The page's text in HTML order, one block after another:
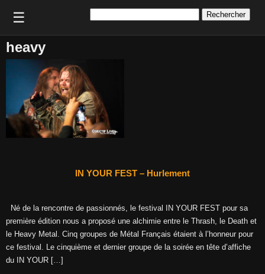
☰
heavy
IN YOUR FEST – Hurlement
Né de la rencontre de passionnés, le festival IN YOUR FEST pour sa
première édition nous a proposé une alchimie entre le Thrash, le Death et
le Heavy Metal. Cinq groupes de Métal Français étaient à l’honneur pour
ce festival. Le cinquième et dernier groupe de la soirée en tête d’affiche
du IN YOUR […]